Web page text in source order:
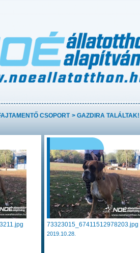
CSOPORT >GAZDIRA TALÁLTAK!
73323015_67411512978203.jpg
2019.10.28.